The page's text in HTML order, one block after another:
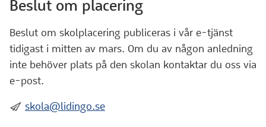
Beslut om placering
Beslut om skolplacering publiceras i vår e-tjänst
tidigast i mitten av mars. Om du av någon anledning
inte behöver plats på den skolan kontaktar du oss via
e-post.
:skicka: skola@lidingo.se